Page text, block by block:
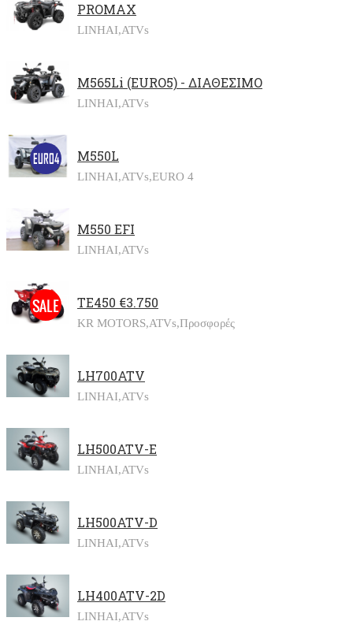
PROMAX
LINHAI,ATVs
M565Li (EURO5) - ΔΙΑΘΕΣΙΜΟ
LINHAI,ATVs
M550L
LINHAI,ATVs,EURO 4
M550 EFI
LINHAI,ATVs
TE450 €3.750
KR MOTORS,ATVs,Προσφορές
LH700ATV
LINHAI,ATVs
LH500ATV-E
LINHAI,ATVs
LH500ATV-D
LINHAI,ATVs
LH400ATV-2D
LINHAI,ATVs